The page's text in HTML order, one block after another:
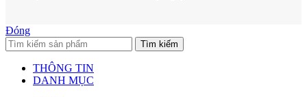
Đóng
Tìm kiếm
THÔNG TIN
DANH MỤC